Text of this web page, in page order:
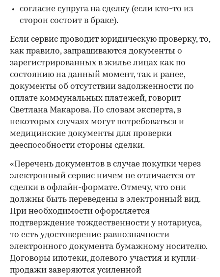
согласие супруга на сделку (если кто-то из
сторон состоит в браке).
Если сервис проводит юридическую проверку, то,
как правило, запрашиваются документы о
зарегистрированных в жилье лицах как по
состоянию на данный момент, так и ранее,
документы об отсутствии задолженности по
оплате коммунальных платежей, говорит
Светлана Макарова. По словам эксперта, в
некоторых случаях могут потребоваться и
медицинские документы для проверки
дееспособности стороны сделки.
«Перечень документов в случае покупки через
электронный сервис ничем не отличается от
сделки в офлайн-формате. Отмечу, что они
должны быть переведены в электронный вид.
При необходимости оформляется
подтверждение тождественности у нотариуса,
то есть удостоверение равнозначности
электронного документа бумажному носителю.
Договоры ипотеки, долевого участия и купли-
продажи заверяются усиленной